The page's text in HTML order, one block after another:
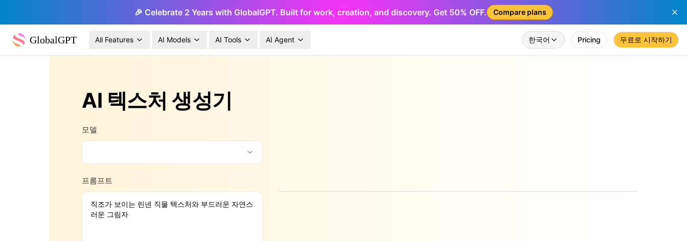
🎉 Celebrate 2 Years with GlobalGPT. Built for work, creation, and discovery. Get 50% OFF. Compare plans
GlobalGPT All Features AI Models AI Tools AI Agent 한국어 Pricing 무료로 시작하기
AI 텍스처 생성기
모델
프롬프트